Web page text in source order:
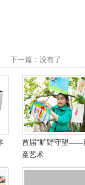
下一篇：没有了
首届“旷野守望——
童艺术